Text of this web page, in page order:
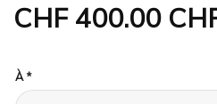
CHF400.00
À *